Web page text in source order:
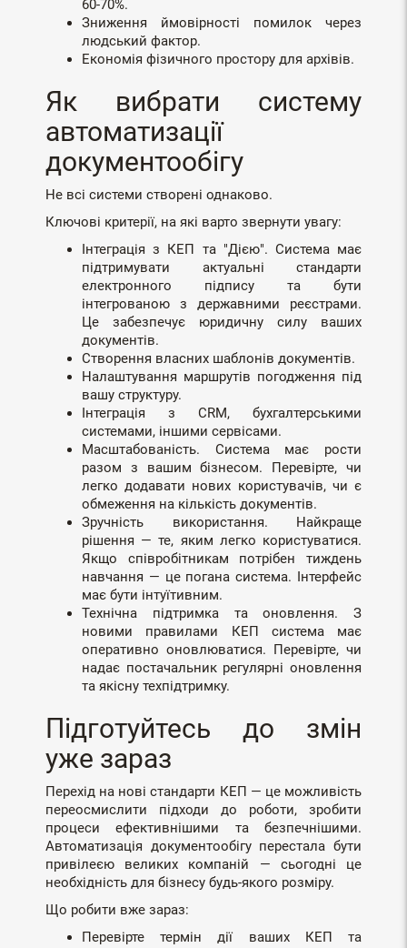
60-70%.
Зниження ймовірності помилок через
людський фактор.
Економія фізичного простору для архівів.
Як вибрати систему
автоматизації
документообігу
Не всі системи створені однаково.
Ключові критерії, на які варто звернути увагу:
Інтеграція з КЕП та "Дією". Система має
підтримувати актуальні стандарти
електронного підпису та бути
інтегрованою з державними реєстрами.
Це забезпечує юридичну силу ваших
документів.
Створення власних шаблонів документів.
Налаштування маршрутів погодження під
вашу структуру.
Інтеграція з CRM, бухгалтерськими
системами, іншими сервісами.
Масштабованість. Система має рости
разом з вашим бізнесом. Перевірте, чи
легко додавати нових користувачів, чи є
обмеження на кількість документів.
Зручність використання. Найкраще
рішення — те, яким легко користуватися.
Якщо співробітникам потрібен тиждень
навчання — це погана система. Інтерфейс
має бути інтуїтивним.
Технічна підтримка та оновлення. З
новими правилами КЕП система має
оперативно оновлюватися. Перевірте, чи
надає постачальник регулярні оновлення
та якісну техпідтримку.
Підготуйтесь до змін
уже зараз
Перехід на нові стандарти КЕП — це можливість
переосмислити підходи до роботи, зробити
процеси ефективнішими та безпечнішими.
Автоматизація документообігу перестала бути
привілеєю великих компаній — сьогодні це
необхідність для бізнесу будь-якого розміру.
Що робити вже зараз:
Перевірте термін дії ваших КЕП та